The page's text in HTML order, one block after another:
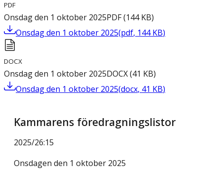
PDF
Onsdag den 1 oktober 2025PDF(144 KB)
Onsdag den 1 oktober 2025(pdf, 144 KB)
DOCX
Onsdag den 1 oktober 2025DOCX(41 KB)
Onsdag den 1 oktober 2025(docx, 41 KB)
Kammarens föredragningslistor
2025/26:15
Onsdagen den 1 oktober 2025